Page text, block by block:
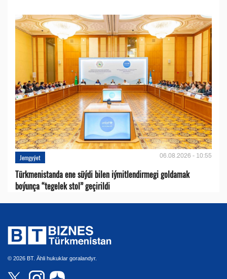
Jemgyýet 06.08.2026 - 10:55
Türkmenistanda ene süýdi bilen iýmitlendirmegi goldamak
boýunça “tegelek stol” geçirildi
© 2026 BT. Ähli hukuklar goralandyr.